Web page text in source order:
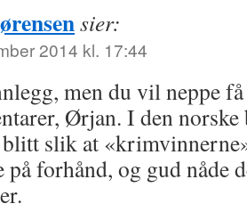
sier:
2014 kl. 17:44
men du vil neppe få
Ørjan. I den norske
slik at
på forhånd, og gud nåde